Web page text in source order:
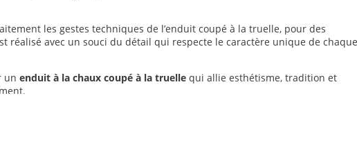
les gestes techniques de l’enduit coupé à la truelle, pour des
réalisé avec un souci du détail qui respecte le caractère unique de chaque
un enduit à la chaux coupé à la truelle qui allie esthétisme, tradition et